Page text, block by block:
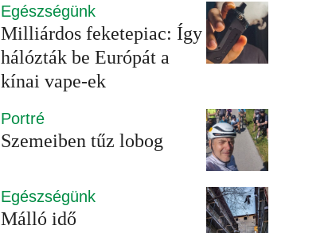
Egészségünk
Milliárdos feketepiac: Így
hálózták be Európát a
kínai vape-ek
Portré
Szemeiben tűz lobog
Egészségünk
Málló idő